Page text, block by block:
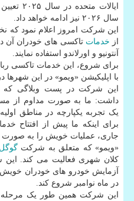
ایالات
سال ۲۰۲۶ نیز ادامه خواهد داد.
این شرکت امروز اعلام نمود که
از خدمات تاکسی های خودران آن
آنتونیو و اورلاندو استفاده نمایند.
برای شروع، این خدمات تاکسی
با اپلیکیشن «ویمو» در این شهرها
این شرکت در پست وبلاگی که
داشت: ما به صورت مداوم از
یک تجربه یکپارچه در مناطق
برای اینکه ما پیش از افتتاح
جاری، عملیات خویش را به صورت
«ویمو» که متعلق به شرکتگوگل
کلان شهری فعالیت می کند. این
آزمایش خودرو های خودران خویش
در ماه نوامبر شروع کند.
این شرکت همین طور یک مرحله